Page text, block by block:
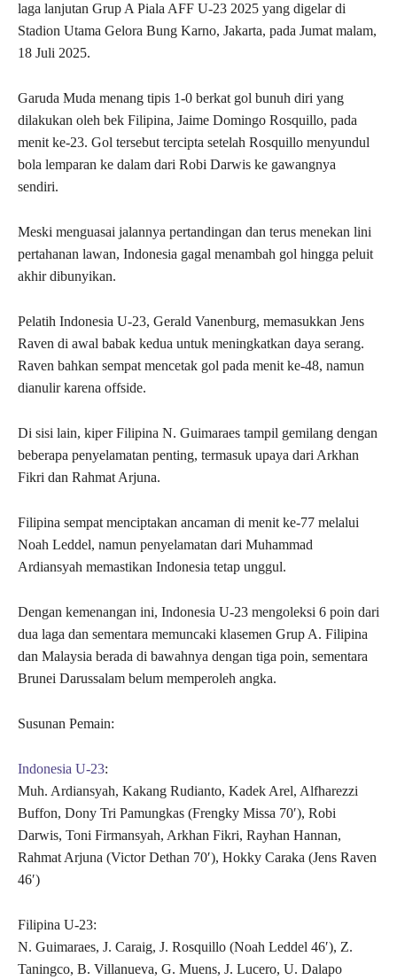
laga lanjutan Grup A Piala AFF U-23 2025 yang digelar di
Stadion Utama Gelora Bung Karno, Jakarta, pada Jumat malam,
18 Juli 2025.
Garuda Muda menang tipis 1-0 berkat gol bunuh diri yang
dilakukan oleh bek Filipina, Jaime Domingo Rosquillo, pada
menit ke-23. Gol tersebut tercipta setelah Rosquillo menyundul
bola lemparan ke dalam dari Robi Darwis ke gawangnya
sendiri.
Meski menguasai jalannya pertandingan dan terus menekan lini
pertahanan lawan, Indonesia gagal menambah gol hingga peluit
akhir dibunyikan.
Pelatih Indonesia U-23, Gerald Vanenburg, memasukkan Jens
Raven di awal babak kedua untuk meningkatkan daya serang.
Raven bahkan sempat mencetak gol pada menit ke-48, namun
dianulir karena offside.
Di sisi lain, kiper Filipina N. Guimaraes tampil gemilang dengan
beberapa penyelamatan penting, termasuk upaya dari Arkhan
Fikri dan Rahmat Arjuna.
Filipina sempat menciptakan ancaman di menit ke-77 melalui
Noah Leddel, namun penyelamatan dari Muhammad
Ardiansyah memastikan Indonesia tetap unggul.
Dengan kemenangan ini, Indonesia U-23 mengoleksi 6 poin dari
dua laga dan sementara memuncaki klasemen Grup A. Filipina
dan Malaysia berada di bawahnya dengan tiga poin, sementara
Brunei Darussalam belum memperoleh angka.
Susunan Pemain:
Indonesia U-23:
Muh. Ardiansyah, Kakang Rudianto, Kadek Arel, Alfharezzi
Buffon, Dony Tri Pamungkas (Frengky Missa 70′), Robi
Darwis, Toni Firmansyah, Arkhan Fikri, Rayhan Hannan,
Rahmat Arjuna (Victor Dethan 70′), Hokky Caraka (Jens Raven
46′)
Filipina U-23:
N. Guimaraes, J. Caraig, J. Rosquillo (Noah Leddel 46′), Z.
Taningco, B. Villanueva, G. Muens, J. Lucero, U. Dalapo